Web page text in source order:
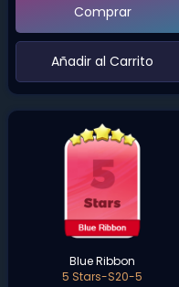
Comprar
‌Añadir al Carrito‌
Blue Ribbon
5 Stars-S20-5